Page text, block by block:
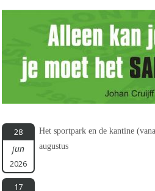
28
jun
2026
17
Het sportpark en de kantine
augustus